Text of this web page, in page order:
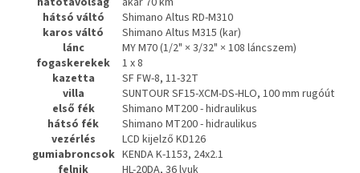
hátsó váltó
Shimano Altus RD-M310
karos váltó
Shimano Altus M315 (kar)
lánc
MY M70 (1/2" × 3/32" × 108 láncszem)
fogaskerekek
1 x 8
kazetta
SF FW-8, 11-32T
villa
SUNTOUR SF15-XCM-DS-HLO, 100 mm rugóút
első fék
Shimano MT200 - hidraulikus
hátsó fék
Shimano MT200 - hidraulikus
vezérlés
LCD kijelző KD126
gumiabroncsok KENDA K-1153, 24x2.1
felnik
HL-20DA, 36 lyuk